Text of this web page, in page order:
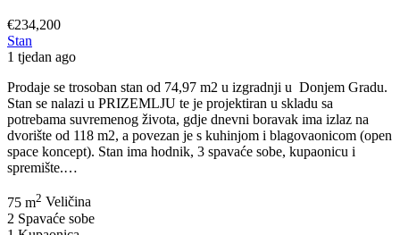
€234,200
Stan
1 tjedan ago
Prodaje se trosoban stan od 74,97 m2 u izgradnji u Donjem Gradu.
Stan se nalazi u PRIZEMLJU te je projektiran u skladu sa
potrebama suvremenog života, gdje dnevni boravak ima izlaz na
dvorište od 118 m2, a povezan je s kuhinjom i blagovaonicom (open
space koncept). Stan ima hodnik, 3 spavaće sobe, kupaonicu i
spremište.…
DONJI
GRAD,
75 m2 Veličina
2 Spavaće sobe